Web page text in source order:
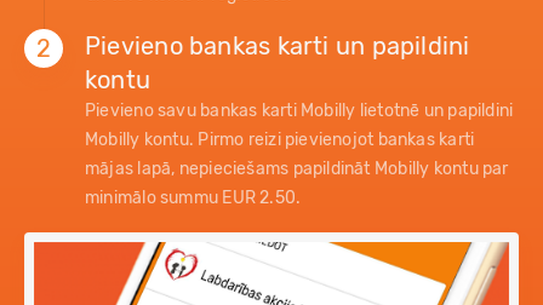
2
Pievieno bankas karti un papildini
kontu
Pievieno savu bankas karti Mobilly lietotnē un papildini
Mobilly kontu. Pirmo reizi pievienojot bankas karti
mājas lapā, nepieciešams papildināt Mobilly kontu par
minimālo summu EUR 2.50.